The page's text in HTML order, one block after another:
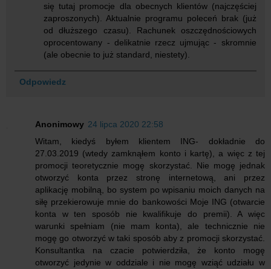
się tutaj promocje dla obecnych klientów (najczęściej
zaproszonych). Aktualnie programu poleceń brak (już
od dłuższego czasu). Rachunek oszczędnościowych
oprocentowany - delikatnie rzecz ujmując - skromnie
(ale obecnie to już standard, niestety).
Odpowiedz
Anonimowy 24 lipca 2020 22:58
Witam, kiedyś byłem klientem ING- dokładnie do
27.03.2019 (wtedy zamknąłem konto i kartę), a więc z tej
promocji teoretycznie mogę skorzystać. Nie mogę jednak
otworzyć konta przez stronę internetową, ani przez
aplikację mobilną, bo system po wpisaniu moich danych na
siłę przekierowuje mnie do bankowości Moje ING (otwarcie
konta w ten sposób nie kwalifikuje do premii). A więc
warunki spełniam (nie mam konta), ale technicznie nie
mogę go otworzyć w taki sposób aby z promocji skorzystać.
Konsultantka na czacie potwierdziła, że konto mogę
otworzyć jedynie w oddziale i nie mogę wziąć udziału w